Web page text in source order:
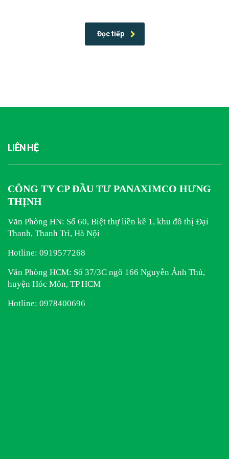
Đọc tiếp
LIÊN HỆ
CÔNG TY CP ĐẦU TƯ PANAXIMCO HƯNG
THỊNH
Văn Phòng HN: Số 60, Biệt thự liền kề 1, khu đô thị Đại
Thanh, Thanh Trì, Hà Nội
Hotline: 0919577268
Văn Phòng HCM: Số 37/3C ngõ 166 Nguyễn Ảnh Thủ,
huyện Hóc Môn, TP HCM
Hotline: 0978400696